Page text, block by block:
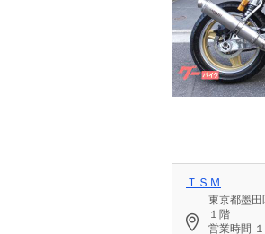
ＴＳＭ
東京都墨
１階
営業時間